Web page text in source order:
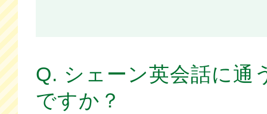
Q. シェーン英会話に通
ですか？